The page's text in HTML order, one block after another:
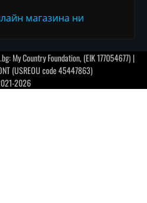
магазина ни
My Country Foundation, (EIK 177054677) |
(USREOU code 45447863)
2026